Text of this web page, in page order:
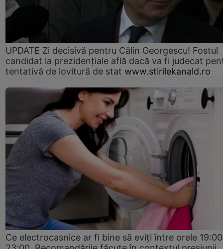
UPDATE Zi decisivă pentru Călin Georgescu! Fostul
candidat la prezidențiale află dacă va fi judecat
tentativă de lovitură de stat www.stirilekanald.ro
Ce electrocasnice ar fi bine să eviți între orele